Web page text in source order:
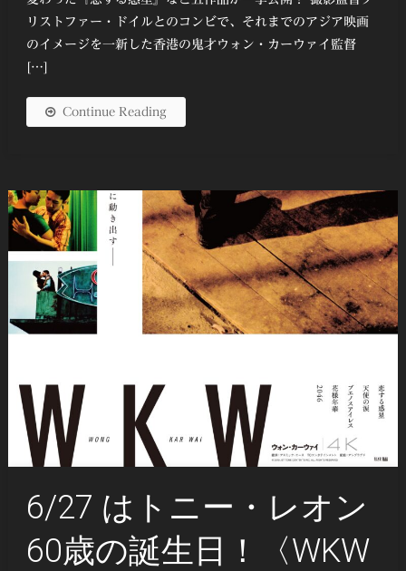
リストファー・ドイルとのコンビで、それまでのアジア映画
のイメージを一新した香港の鬼才ウォン・カーウァイ監督
[…]
Continue Reading
6/27 はトニー・レオン
60歳の誕生日！〈WKW